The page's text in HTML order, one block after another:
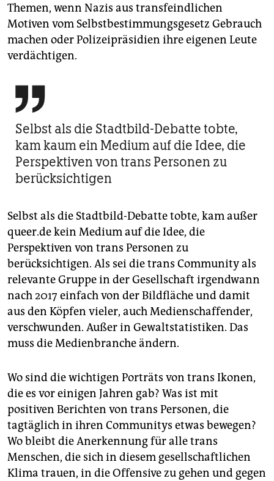
Themen, wenn Nazis aus transfeindlichen
Motiven vom Selbstbestimmungsgesetz Gebrauch
machen oder Polizeipräsidien ihre eigenen Leute
verdächtigen.

Selbst als die Stadtbild-Debatte tobte,
kam kaum ein Medium auf die Idee, die
Perspektiven von trans Personen zu
berücksichtigen
Selbst als die Stadtbild-Debatte tobte, kam außer
queer.de kein Medium auf die Idee, die
Perspektiven von trans Personen zu
berücksichtigen. Als sei die trans Community als
relevante Gruppe in der Gesellschaft irgendwann
nach 2017 einfach von der Bildfläche und damit
aus den Köpfen vieler, auch Medienschaffender,
verschwunden. Außer in Gewaltstatistiken. Das
muss die Medienbranche ändern.
Wo sind die wichtigen Porträts von trans Ikonen,
die es vor einigen Jahren gab? Was ist mit
positiven Berichten von trans Personen, die
tagtäglich in ihren Communitys etwas bewegen?
Wo bleibt die Anerkennung für alle trans
Menschen, die sich in diesem gesellschaftlichen
Klima trauen, in die Offensive zu gehen und gegen